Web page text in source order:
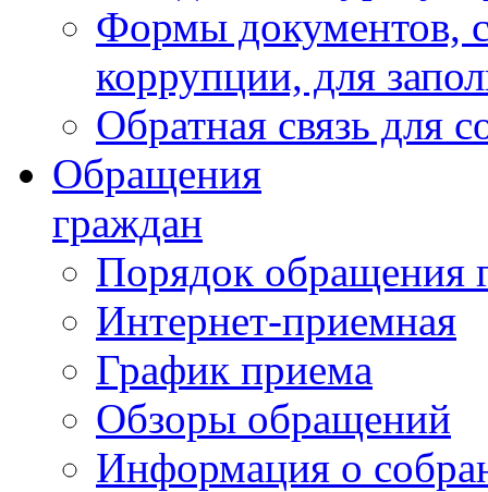
Формы документов,
коррупции, для
Обратная связь для
Обращения
граждан
Порядок обращения
Интернет-приемная
График приема
Обзоры обращений
Информация о